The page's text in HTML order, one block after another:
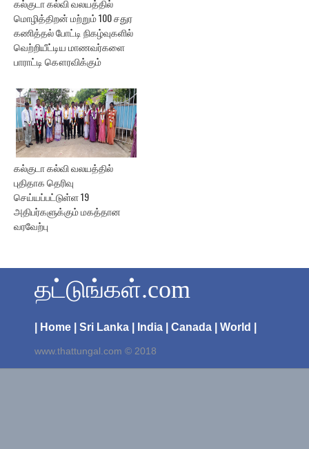
கல்குடா கல்வி வலயத்தில்
மொழித்திறன் மற்றும் 100 சதுர
கணித்தல் போட்டி நிகழ்வுகளில்
வெற்றியீட்டிய மாணவர்களை
பாராட்டி கௌரவிக்கும்
கல்குடா கல்வி வலயத்தில்
புதிதாக தெரிவு
செய்யப்பட்டுள்ள 19
அதிபர்களுக்கும் மகத்தான
வரவேற்பு
தட்டுங்கள்.com
| Home | Sri Lanka | India | Canada | World |
www.thattungal.com © 2018